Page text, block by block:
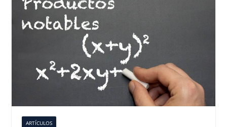
ARTÍCULOS